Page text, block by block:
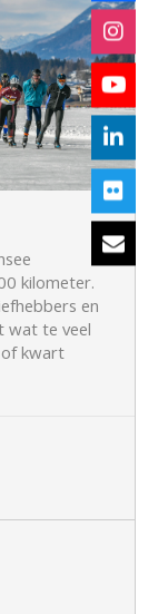
kilometer.
en
wat te veel
of kwart